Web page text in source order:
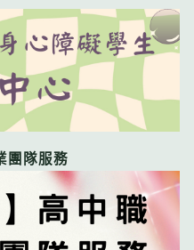
團隊服務